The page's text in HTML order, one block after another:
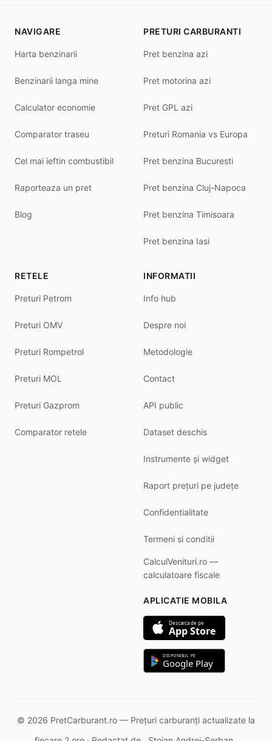
NAVIGARE
Harta benzinarii
Benzinarii langa mine
Calculator economie
Comparator traseu
Cel mai ieftin combustibil
Raporteaza un pret
Blog
PRETURI CARBURANTI
Pret benzina azi
Pret motorina azi
Pret GPL azi
Preturi Romania vs Europa
Pret benzina Bucuresti
Pret benzina Cluj-Napoca
Pret benzina Timisoara
Pret benzina Iasi
RETELE
Preturi Petrom
Preturi OMV
Preturi Rompetrol
Preturi MOL
Preturi Gazprom
Comparator retele
INFORMATII
Info hub
Despre noi
Metodologie
Contact
API public
Dataset deschis
Instrumente și widget
Raport prețuri pe județe
Confidentialitate
Termeni si conditii
CalculVenituri.ro —
calculatoare fiscale
APLICATIE MOBILA
Descarca de pe
App Store
DISPONIBIL PE
Google Play
© 2026 PretCarburant.ro — Prețuri carburanți actualizate la